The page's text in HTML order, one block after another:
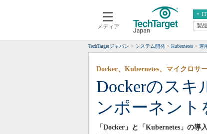
メディア
クラウド
スマートモバイル
ネットワーク
システム運用管理
エンター
ERP
CX
情報系シ
製
TechTargetジャパン システム開発 Kubernetes 運
Dockerのスキ
ンポーネント
Docker、Kubernetes、マイクロサ
「Docker」と「Kubernetes」の